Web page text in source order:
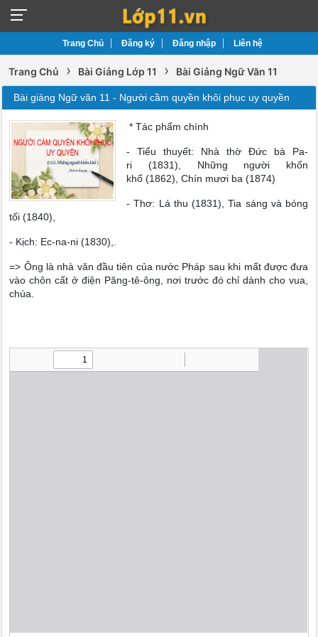
Trang Chủ Đăng ký Đăng nhập Liên hệ
Trang Chủ › Bài Giảng Lớp 11 › Bài Giảng Ngữ Văn 11
Bài giảng Ngữ văn 11 - Người cầm quyền khôi phục uy quyền
* Tác phẩm chính
- Tiểu thuyết: Nhà thờ Đức bà Pa-
ri (1831), Những người khốn
khổ (1862), Chín mươi ba (1874)
- Thơ: Lá thu (1831), Tia sáng và bóng
tối (1840),
- Kịch: Ec-na-ni (1830),.
=> Ông là nhà văn đầu tiên của nước Pháp sau khi mất được đưa
vào chôn cất ở điện Păng-tê-ông, nơi trước đó chỉ dành cho vua,
chúa.